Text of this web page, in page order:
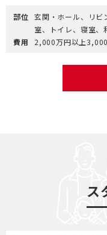
部位 玄関・ホール、リビ
室、トイレ、寝室、
費用
2,000万円以上
ス